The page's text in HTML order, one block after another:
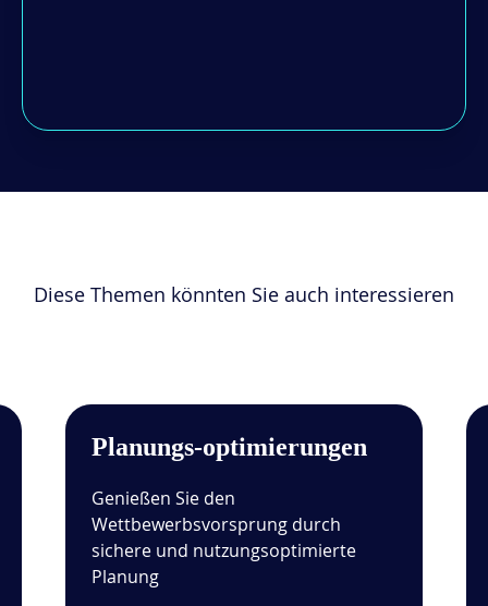
Diese Themen könnten Sie auch interessieren
Planungs-optimierungen
Genießen Sie den
Wettbewerbsvorsprung durch
sichere und nutzungsoptimierte
Planung